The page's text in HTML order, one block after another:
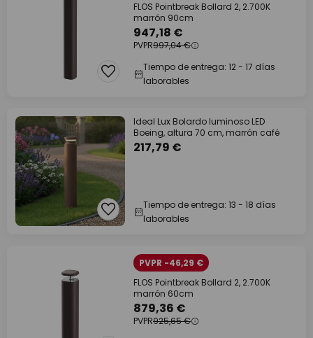
FLOS Pointbreak Bollard 2, 2.700K
marrón 90cm
947,18 €
PVPR997,04 €
Tiempo de entrega: 12 - 17 días
laborables
Ideal Lux Bolardo luminoso LED
Boeing, altura 70 cm, marrón café
217,79 €
Tiempo de entrega: 13 - 18 días
laborables
PVPR -46,29 €
FLOS Pointbreak Bollard 2, 2.700K
marrón 60cm
879,36 €
PVPR925,65 €